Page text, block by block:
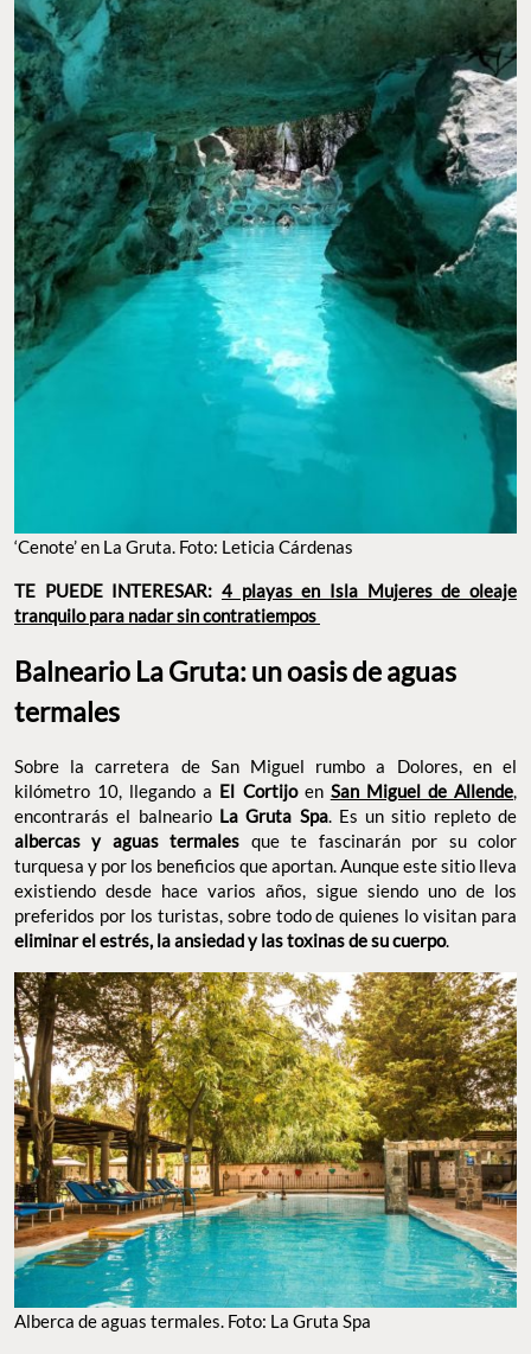
‘Cenote’ en La Gruta. Foto: Leticia Cárdenas
TE PUEDE INTERESAR: 4 playas en Isla Mujeres de oleaje
tranquilo para nadar sin contratiempos
Balneario La Gruta: un oasis de aguas
termales
Sobre la carretera de San Miguel rumbo a Dolores, en el
kilómetro 10, llegando a El Cortijoen San Miguel de Allende,
encontrarás el balneario La Gruta Spa. Es un sitio repleto de
albercas y aguas termales que te fascinarán por su color
turquesa y por los beneficios que aportan. Aunque este sitio lleva
existiendo desde hace varios años, sigue siendo uno de los
preferidos por los turistas, sobre todo de quienes lo visitan para
eliminar el estrés, la ansiedad y las toxinas de su cuerpo.
Alberca de aguas termales. Foto: La Gruta Spa